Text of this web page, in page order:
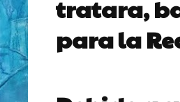
tratara,
para la